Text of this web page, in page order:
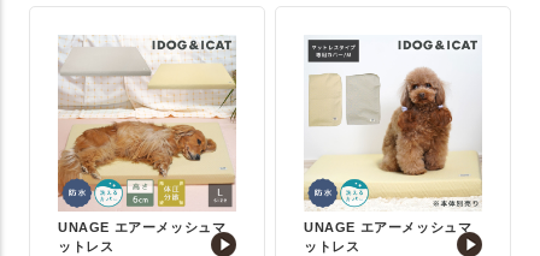
UNAGE エアーメッシュマ
ットレス
UNAGE エアーメッシュマ
ットレス